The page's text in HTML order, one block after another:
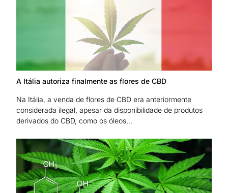
A Itália autoriza finalmente as flores de CBD
Na Itália, a venda de flores de CBD era anteriormente
considerada ilegal, apesar da disponibilidade de produtos
derivados do CBD, como os óleos...